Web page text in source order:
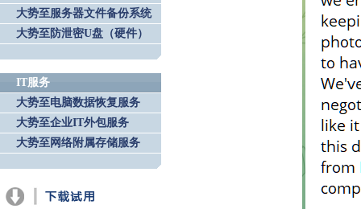
大势至服务器文件备份系统
大势至防泄密U盘（硬件）
IT服务
大势至电脑数据恢复服务
大势至企业IT外包服务
大势至网络附属存储服务